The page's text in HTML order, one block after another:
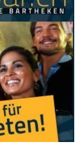
mit
für einen
verstärkt Korps
Oberes Fricktal mit
Korps